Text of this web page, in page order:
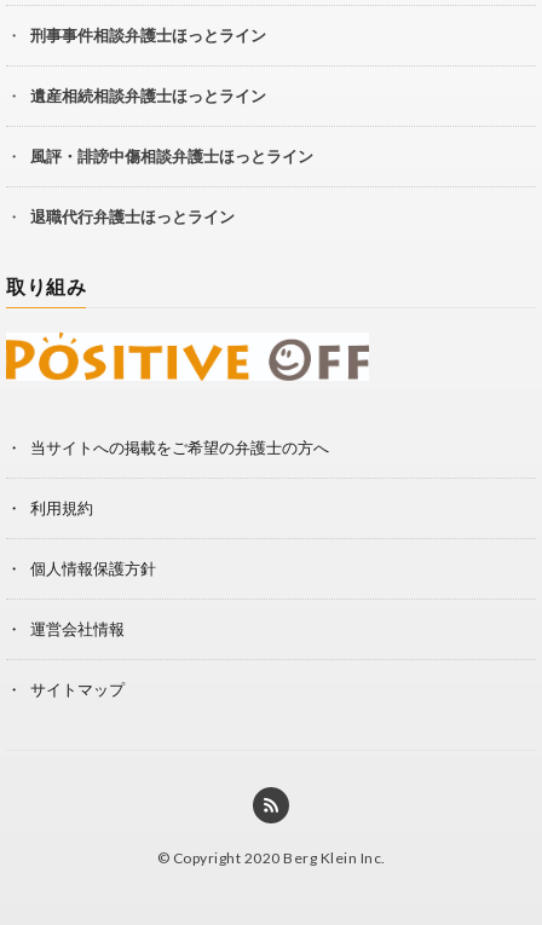
刑事事件相談弁護士ほっとライン
遺産相続相談弁護士ほっとライン
風評・誹謗中傷相談弁護士ほっとライン
退職代行弁護士ほっとライン
取り組み
当サイトへの掲載をご希望の弁護士の方へ
利用規約
個人情報保護方針
運営会社情報
サイトマップ
© Copyright 2020 Berg Klein Inc.